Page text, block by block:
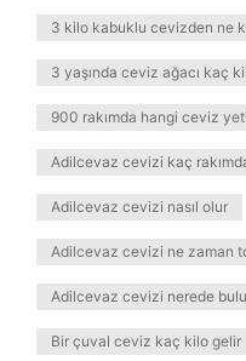
3 kilo kabuklu cevizden ne
3 yaşında ceviz ağacı kaç
900 rakımda hangi ceviz
Adilcevaz cevizi kaç
Adilcevaz cevizi nasıl olur
Adilcevaz cevizi ne zaman
Adilcevaz cevizi nerede
Bir çuval ceviz kaç kilo gelir